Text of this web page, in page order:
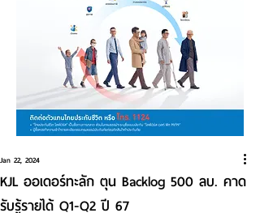
KJL ออเดอร์ทะลัก ตุน Backlog 500 ลบ. คาด
รับรู้รายได้ Q1-Q2 ปี 67
Jan 22, 2024